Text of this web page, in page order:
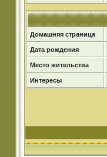
Домашняя страница
Дата рождения
Место жительства
Интересы